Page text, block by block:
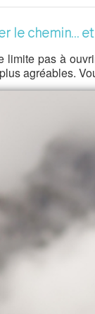
le chemin…
limite pas à
agréables.